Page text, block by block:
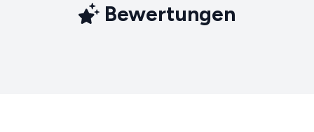
Bewertungen